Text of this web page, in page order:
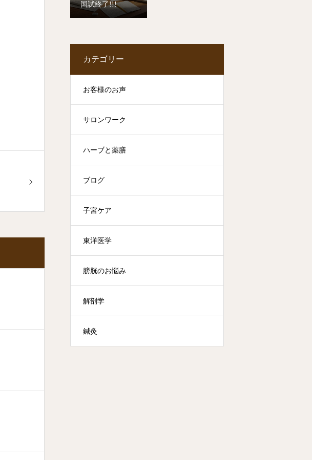
国試終了!!!
カテゴリー
お客様のお声
サロンワーク
ハーブと薬膳
ブログ
子宮ケア
東洋医学
膀胱のお悩み
解剖学
鍼灸